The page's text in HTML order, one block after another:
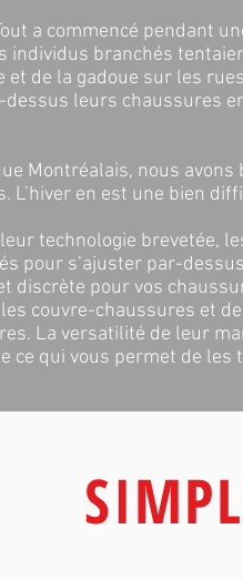
a commencé pendant
individus branchés
et de la gadoue sur les
dessus leurs chaussures
Montréalais, nous
L’hiver en est une bien
technologie brevetée,
pour s’ajuster par-
discrète pour vos
les couvre-chaussures et
La versatilité de leur
ce qui vous permet de